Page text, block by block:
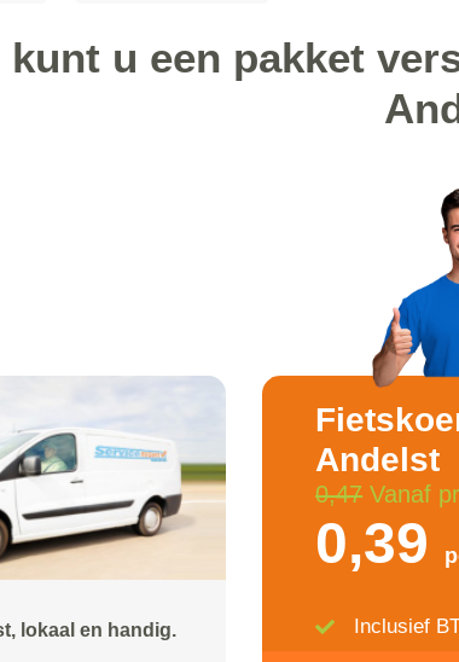
kunt u een pakket
lokaal en handig.
Andelst
0,47 Vanaf
0,39
Inclusief